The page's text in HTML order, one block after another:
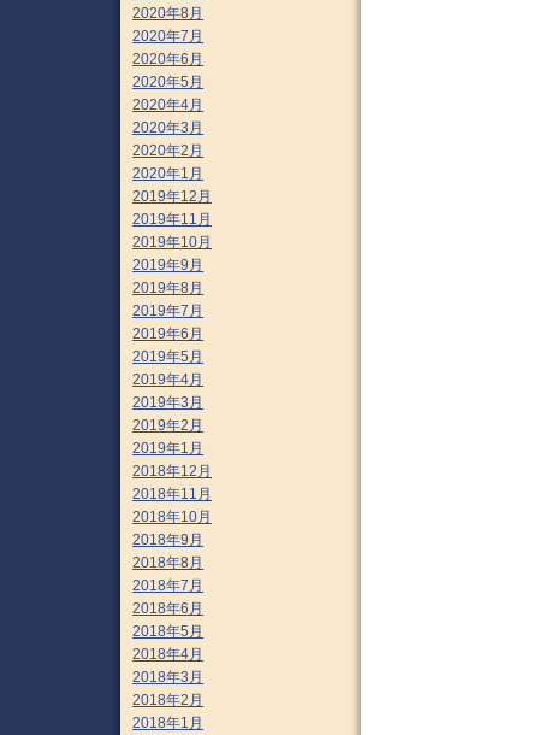
2020年8月
2020年7月
2020年6月
2020年5月
2020年4月
2020年3月
2020年2月
2020年1月
2019年12月
2019年11月
2019年10月
2019年9月
2019年8月
2019年7月
2019年6月
2019年5月
2019年4月
2019年3月
2019年2月
2019年1月
2018年12月
2018年11月
2018年10月
2018年9月
2018年8月
2018年7月
2018年6月
2018年5月
2018年4月
2018年3月
2018年2月
2018年1月